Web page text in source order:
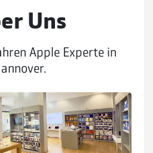
Uns
Apple Experte in